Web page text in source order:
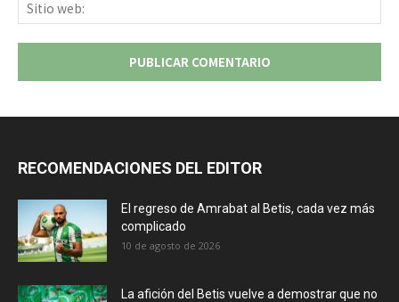
RECOMENDACIONES DEL EDITOR
El regreso de Amrabat al Betis, cada vez más
complicado
10 de agosto de 2026
La afición del Betis vuelve a demostrar que no